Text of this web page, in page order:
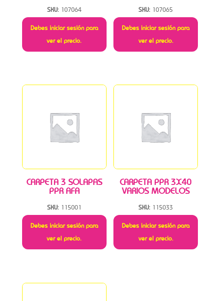
SKU: 107064
Debes iniciar sesión para
ver el precio.
SKU: 107065
Debes iniciar sesión para
ver el precio.
CARPETA 3 SOLAPAS
PPR AFA
SKU: 115001
Debes iniciar sesión para
ver el precio.
CARPETA PPR 3X40
VARIOS MODELOS
SKU: 115033
Debes iniciar sesión para
ver el precio.